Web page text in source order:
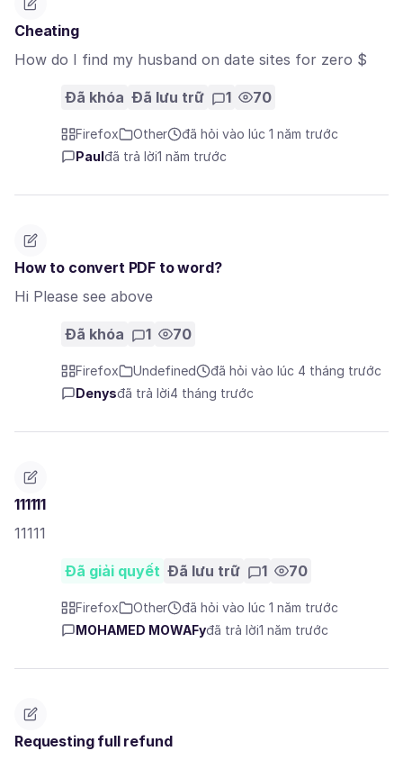
Cheating
How do I find my husband on date sites for zero $
Đã khóa Đã lưu trữ 1 70
Firefox Other
đã hỏi vào lúc 1 năm trước
Paul đã trả lời1 năm trước
How to convert PDF to word?
Hi Please see above
Đã khóa 1 70
Firefox Undefined
đã hỏi vào lúc 4 tháng trước
Denysđã trả lời4 tháng trước
111111
11111
Đã giải quyết Đã lưu trữ 1 70
Firefox Other
đã hỏi vào lúc 1 năm trước
MOHAMED MOWAFyđã trả lời1 năm trước
Requesting full refund